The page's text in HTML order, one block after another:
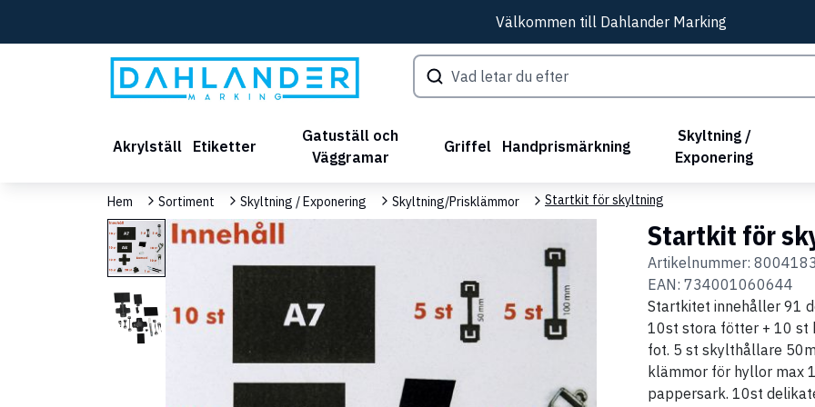
Välkommen till Dahlander Marking
Akrylställ Etiketter
Gatuställ och
Väggramar
Griffel Handprismärkning
Skyltning /
Exponering
Hem Sortiment Skyltning / Exponering Skyltning/Prisklämmor Startkit för skyltning
Startkit för
Artikelnummer:
EAN: 734001060644
Startkitet innehåller 91
10st stora fötter + 10 st
fot. 5 st skylthållare
klämmor för hyllor max
pappersark. 10st